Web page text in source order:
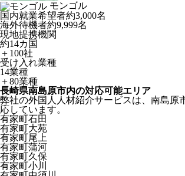
モンゴル
国内就業希望者約3,000名
海外待機者約9,999名
現地提携機関
約14カ国
＋100社
受け入れ業種
14業種
＋80業種
長崎県南島原市内の対応可能エリア
弊社の外国人人材紹介サービスは、南島原
応しています。
有家町石田
有家町大苑
有家町尾上
有家町蒲河
有家町久保
有家町小川